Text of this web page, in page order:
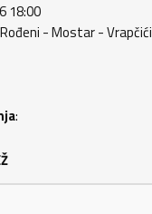
18:00
- Mostar - Vrapčići
: